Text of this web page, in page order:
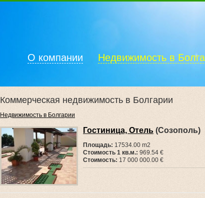
О компании Недвижимость в
Коммерческая недвижимость в Болгарии
Недвижимость в Болгарии
Гостиница, Отель (Созополь)
Площадь: 17534.00 m2
Стоимость 1 кв.м.: 969.54 €
Стоимость: 17 000 000.00 €